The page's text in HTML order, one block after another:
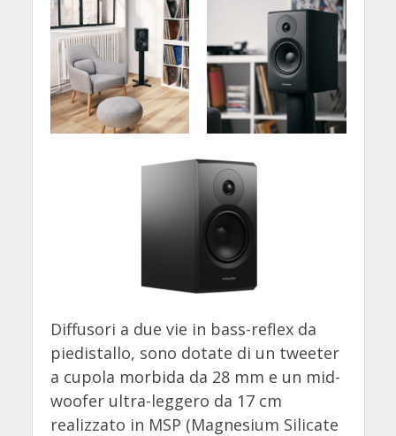
Diffusori a due vie in bass-reflex da
piedistallo, sono dotate di un tweeter
a cupola morbida da 28 mm e un mid-
woofer ultra-leggero da 17 cm
realizzato in MSP (Magnesium Silicate